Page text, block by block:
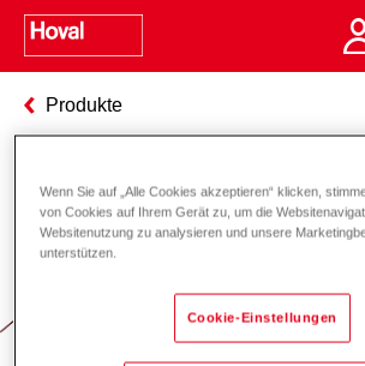
Produkte
Verantwortung für
Wenn Sie auf „Alle Cookies akzeptieren“ klicken,
von Cookies auf Ihrem Gerät zu, um die
Websitenutzung zu analysieren und unsere
unterstützen.
Cookie-Einstellungen